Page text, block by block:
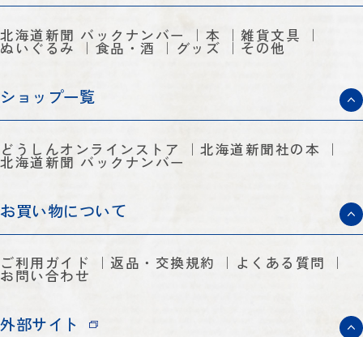
北海道新聞 バックナンバー 本 雑貨文具
ぬいぐるみ 食品・酒 グッズ その他
ショップ一覧
どうしんオンラインストア 北海道新聞社の本
北海道新聞 バックナンバー
お買い物について
ご利用ガイド 返品・交換規約 よくある質問
お問い合わせ
外部サイト